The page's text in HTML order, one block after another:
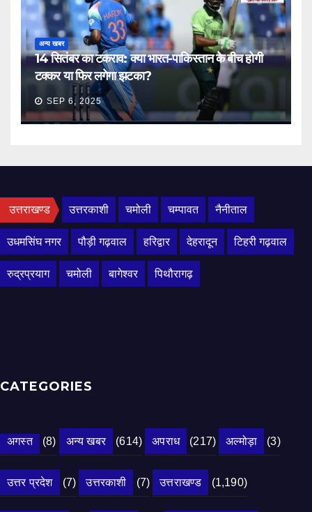
अन्य खबर
14 सितंबर का टकराव: क्या भारत-पाकिस्तान के बीच होगी
टक्कर या फिर लगेगा झटका?
SEP 6, 2025
उत्तराखण्ड उत्तरकाशी चमोली चम्पावत नैनीताल
उधमसिंघ नगर पौड़ी गढ़वाल हरिद्वार देहरादून टिहरी गढ़वाल
रुद्रप्रयाग चमोली बागेश्वर पिथौरागढ़
CATEGORIES
अगस्त (8) अन्य खबर (614) अपराध (217) अल्मोड़ा (3)
उत्तर प्रदेश (7) उत्तरकाशी (7) उत्तराखण्ड (1,190)